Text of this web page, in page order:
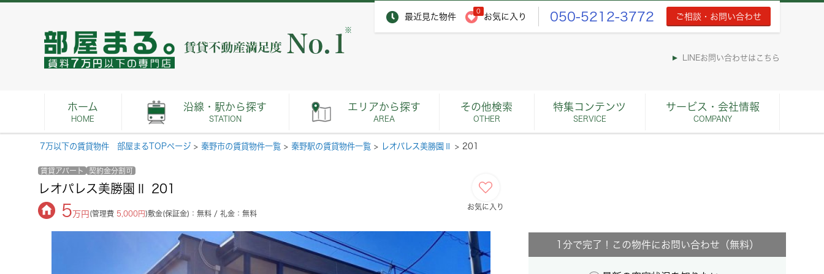
最近見た物件
0
お気に入り 050-5212-3772 ご相談・お問い合わせ
※
LINEお問い合わせはこちら
ホーム
HOME
沿線・駅から探す
STATION
エリアから探す
AREA
その他検索
OTHER
特集コンテンツ
SERVICE
サービス・会社情報
COMPANY
7万以下の賃貸物件 部屋まるTOPページ > 秦野市の賃貸物件一覧 > 秦野駅の賃貸物件一覧 > レオパレス美勝園Ⅱ > 201
賃貸アパート 契約金分割可
レオパレス美勝園Ⅱ 201
5 万円 (管理費 5,000円)敷金(保証金)：無料 / 礼金：無料
お気に入り
1分で完了！この物件にお問い合わせ（無料）